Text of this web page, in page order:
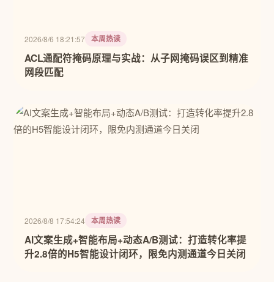
2026/8/6 18:21:57 本周热读
ACL通配符掩码原理与实战：从子网掩码误区到精准
网段匹配
2026/8/8 17:54:24 本周热读
AI文案生成+智能布局+动态A/B测试：打造转化率提
升2.8倍的H5智能设计闭环，限免内测通道今日关闭